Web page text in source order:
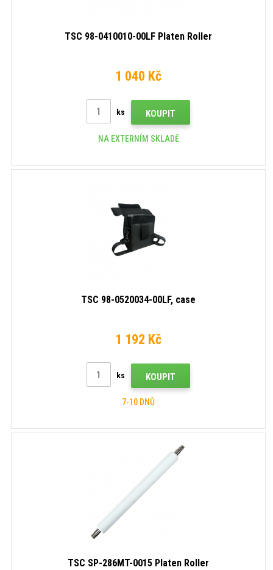
TSC 98-0410010-00LF Platen Roller
1 040 Kč
ks KOUPIT
NA EXTERNÍM SKLADĚ
TSC 98-0520034-00LF, case
1 192 Kč
ks KOUPIT
7-10 DNŮ
TSC SP-286MT-0015 Platen Roller